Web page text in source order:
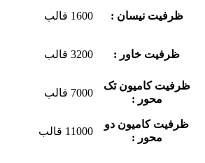
ظرفیت نیسان : 1600 قالب
ظرفیت خاور : 3200 قالب
ظرفیت کامیون تک
محور :
7000 قالب
ظرفیت کامیون دو
محور :
11000 قالب